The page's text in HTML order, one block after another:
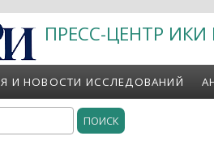
ПРЕСС-ЦЕНТР ИКИ
И НОВОСТИ ИССЛЕДОВАНИЙ